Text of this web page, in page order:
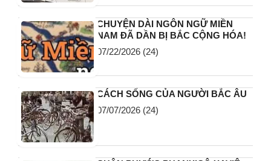
CHUYỆN DÀI NGÔN NGỮ MIỀN
NAM ĐÃ DẦN BỊ BẮC CỘNG HÓA!
07/22/2026 (24)
CÁCH SỐNG CỦA NGƯỜI BẮC ÂU
07/07/2026 (24)